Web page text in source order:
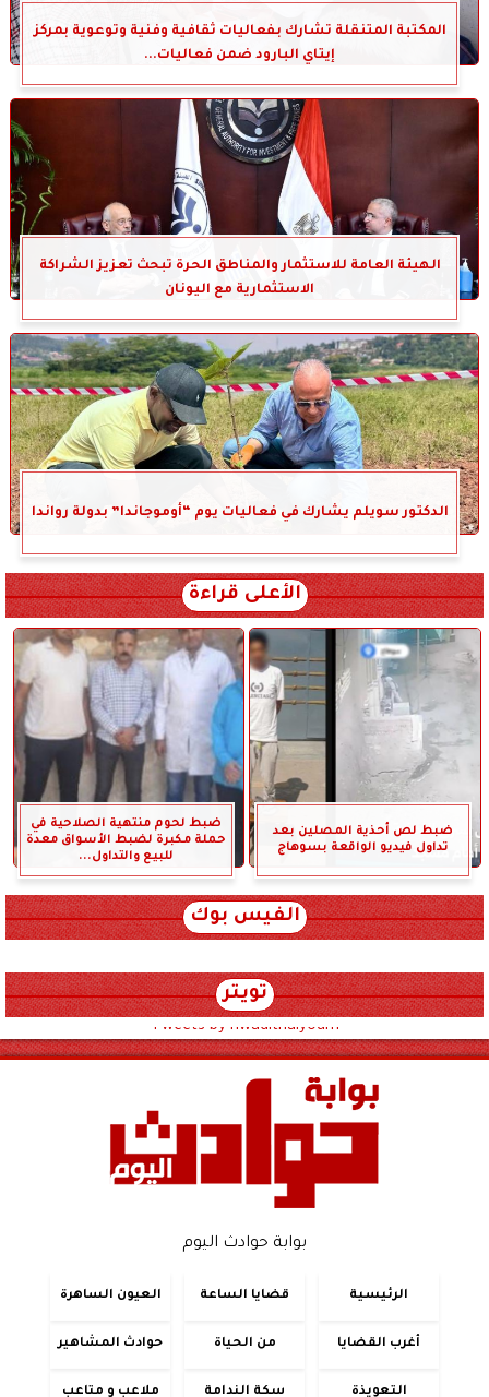
المكتبة المتنقلة تشارك بفعاليات ثقافية وفنية وتوعوية بمركز
إيتاي البارود ضمن فعاليات...
الهيئة العامة للاستثمار والمناطق الحرة تبحث تعزيز الشراكة
الاستثمارية مع اليونان
الدكتور سويلم يشارك في فعاليات يوم “أوموجاندا” بدولة رواندا
الأعلى قراءة
ضبط لص أحذية المصلين بعد
تداول فيديو الواقعة بسوهاج
ضبط لحوم منتهية الصلاحية في
حملة مكبرة لضبط الأسواق معدة
للبيع والتداول...
الفيس بوك
تويتر
Tweets by hwadithalyoum
بوابة حوادث اليوم
الرئيسية قضايا الساعة العيون الساهرة
أغرب القضايا من الحياة حوادث المشاهير
التعويذة سكة الندامة ملاعب و متاعب